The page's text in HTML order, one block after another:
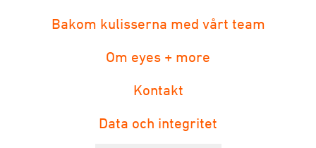
Bakom kulisserna med vårt team
Om eyes + more
Kontakt
Data och integritet